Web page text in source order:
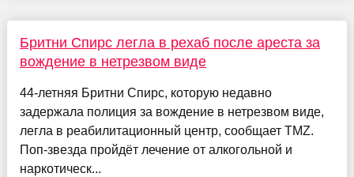
Бритни Спирс легла в рехаб после ареста за
вождение в нетрезвом виде
44-летняя Бритни Спирс, которую недавно
задержала полиция за вождение в нетрезвом виде,
легла в реабилитационный центр, сообщает TMZ.
Поп-звезда пройдёт лечение от алкогольной и
наркотическ...